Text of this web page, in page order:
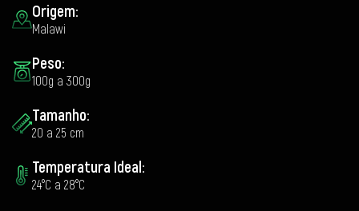
Origem:
Malawi
Peso:
100g a 300g
Tamanho:
20 a 25 cm
Temperatura Ideal:
24°C a 28°C